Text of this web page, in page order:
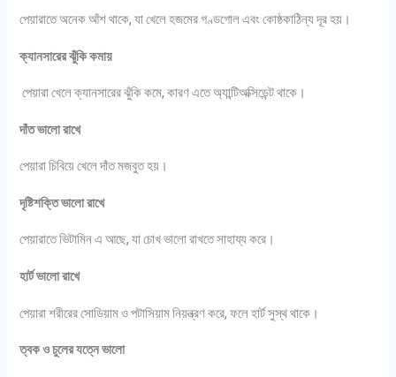
পেয়ারাতে অনেক আঁশ থাকে, যা খেলে হজমের গণ্ডগোল এবং কোষ্ঠকাঠিন্য দূর হয়।
ক্যানসারের ঝুঁকি কমায়
পেয়ারা খেলে ক্যানসারের ঝুঁকি কমে, কারণ এতে অ্যান্টিঅক্সিডেন্ট থাকে।
দাঁত ভালো রাখে
পেয়ারা চিবিয়ে খেলে দাঁত মজবুত হয়।
দৃষ্টিশক্তি ভালো রাখে
পেয়ারাতে ভিটামিন এ আছে, যা চোখ ভালো রাখতে সাহায্য করে।
হার্ট ভালো রাখে
পেয়ারা শরীরের সোডিয়াম ও পটাসিয়াম নিয়ন্ত্রণ করে, ফলে হার্ট সুস্থ থাকে।
ত্বক ও চুলের যত্নে ভালো